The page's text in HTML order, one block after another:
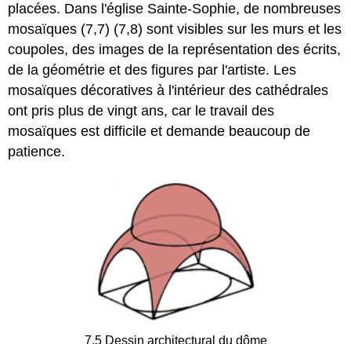
placées. Dans l'église Sainte-Sophie, de nombreuses
mosaïques (7,7) (7,8) sont visibles sur les murs et les
coupoles, des images de la représentation des écrits,
de la géométrie et des figures par l'artiste. Les
mosaïques décoratives à l'intérieur des cathédrales
ont pris plus de vingt ans, car le travail des
mosaïques est difficile et demande beaucoup de
patience.
7.5 Dessin architectural du dôme